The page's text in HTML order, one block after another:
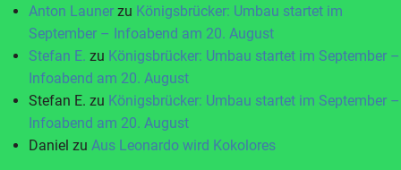
Anton Launer zu Königsbrücker: Umbau startet im
September – Infoabend am 20. August
Stefan E. zu Königsbrücker: Umbau startet im September –
Infoabend am 20. August
Stefan E. zu Königsbrücker: Umbau startet im September –
Infoabend am 20. August
Daniel zu Aus Leonardo wird Kokolores